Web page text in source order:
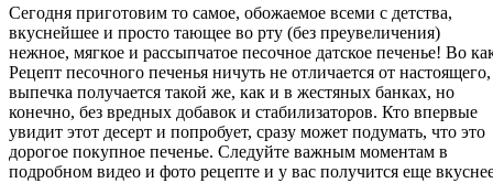
Сегодня приготовим то самое, обожаемое всеми с детства,
вкуснейшее и просто тающее во рту (без преувеличения)
нежное, мягкое и рассыпчатое песочное датское печенье! Во
Рецепт песочного печенья ничуть не отличается от настоящего,
выпечка получается такой же, как и в жестяных банках, но
конечно, без вредных добавок и стабилизаторов. Кто впервые
увидит этот десерт и попробует, сразу может подумать, что это
дорогое покупное печенье. Следуйте важным моментам в
подробном видео и фото рецепте и у вас получится еще